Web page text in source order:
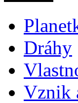
Dráhy
Vznik